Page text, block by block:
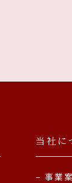
当社に
事業